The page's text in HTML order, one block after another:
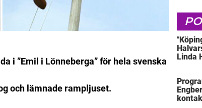
i ”Emil i Lönneberga” för hela svenska
och lämnade rampljuset.
Linda